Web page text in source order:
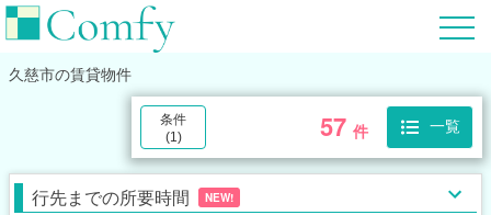
久慈市の賃貸物件
57 件 一覧
条件
(1 )
行先までの所要時間 NEW!